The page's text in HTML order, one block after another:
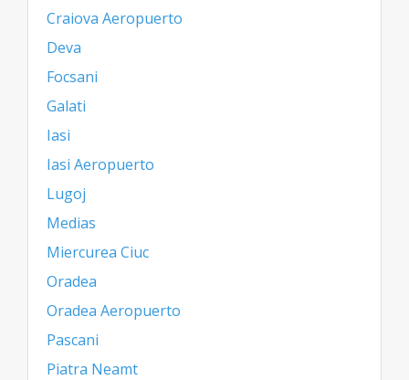
Craiova Aeropuerto
Deva
Focsani
Galati
Iasi
Iasi Aeropuerto
Lugoj
Medias
Miercurea Ciuc
Oradea
Oradea Aeropuerto
Pascani
Piatra Neamt